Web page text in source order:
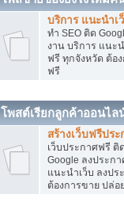
บริการ แนะนำเ
ทำ SEO ติด
งาน บริการ แนะ
ฟรี ทุกจังหวัด ต้อ
ฟรี
โพสต์เรียกลูกค้าออนไล
สร้างเว็บฟรีประ
เว็บประกาศฟรี ติ
Google ลงประก
แนะนำเว็บ ลงปร
ต้องการขาย ปล่